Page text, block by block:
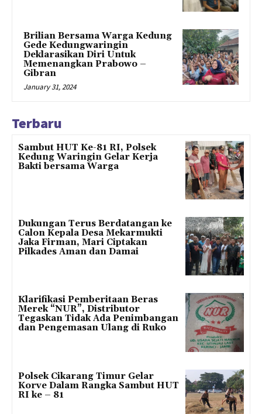
Brilian Bersama Warga Kedung
Gede Kedungwaringin
Deklarasikan Diri Untuk
Memenangkan Prabowo –
Gibran
January 31, 2024
Terbaru
Sambut HUT Ke-81 RI, Polsek
Kedung Waringin Gelar Kerja
Bakti bersama Warga
Dukungan Terus Berdatangan ke
Calon Kepala Desa Mekarmukti
Jaka Firman, Mari Ciptakan
Pilkades Aman dan Damai
Klarifikasi Pemberitaan Beras
Merek “NUR”, Distributor
Tegaskan Tidak Ada Penimbangan
dan Pengemasan Ulang di Ruko
Polsek Cikarang Timur Gelar
Korve Dalam Rangka Sambut HUT
RI ke – 81